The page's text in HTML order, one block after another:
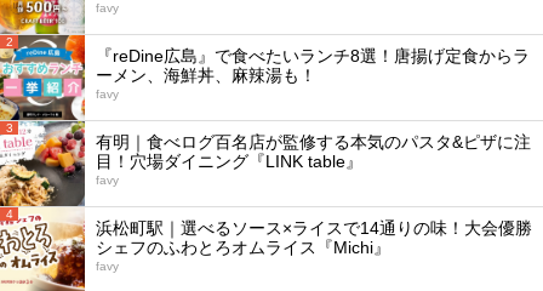
favy
2
『reDine広島』で食べたいランチ8選！唐揚げ定食からラ
ーメン、海鮮丼、麻辣湯も！
favy
3
有明｜食べログ百名店が監修する本気のパスタ&ピザに注
目！穴場ダイニング『LINK table』
favy
4
浜松町駅｜選べるソース×ライスで14通りの味！大会優勝
シェフのふわとろオムライス『Michi』
favy